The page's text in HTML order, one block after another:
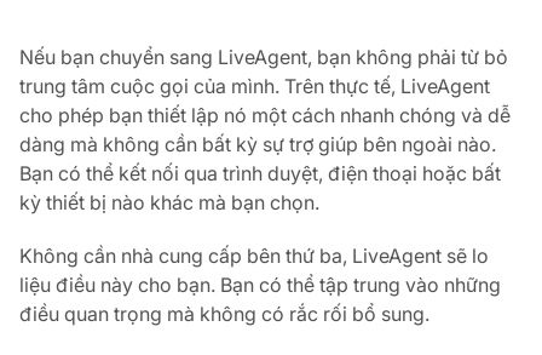
Nếu bạn chuyển sang LiveAgent, bạn không phải từ bỏ
trung tâm cuộc gọi của mình. Trên thực tế, LiveAgent
cho phép bạn thiết lập nó một cách nhanh chóng và dễ
dàng mà không cần bất kỳ sự trợ giúp bên ngoài nào.
Bạn có thể kết nối qua trình duyệt, điện thoại hoặc bất
kỳ thiết bị nào khác mà bạn chọn.
Không cần nhà cung cấp bên thứ ba, LiveAgent sẽ lo
liệu điều này cho bạn. Bạn có thể tập trung vào những
điều quan trọng mà không có rắc rối bổ sung.